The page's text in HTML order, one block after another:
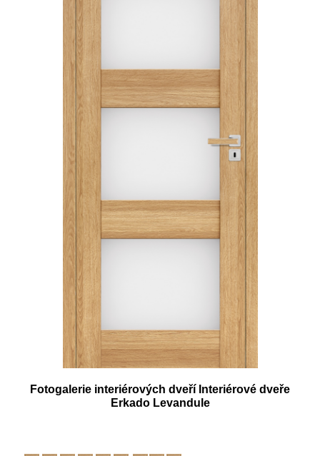
Fotogalerie interiérových dveří Interiérové dveře
Erkado Levandule